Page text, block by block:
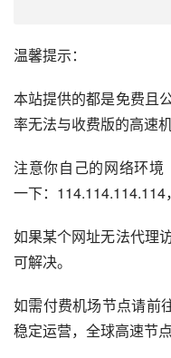
温馨提示：
本站提供的都是免费且
率无法与收费版的高速
注意你自己的网络环
一下：114.114.114.114
如果某个网址无法代理
可解决。
如需付费机场节点请前
稳定运营，全球高速节